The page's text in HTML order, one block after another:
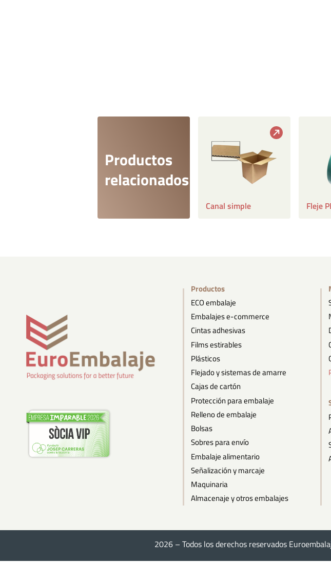
Productos
relacionados
Canal simple Fleje
Productos
ECO embalaje
Embalajes e-commerce
Cintas adhesivas
Films estirables
Plásticos
Flejado y sistemas de amarre
Cajas de cartón
Protección para embalaje
Relleno de embalaje
Bolsas
Sobres para envío
Embalaje alimentario
Señalización y marcaje
Maquinaria
Almacenaje y otros embalajes
2026 – Todos los derechos reservados